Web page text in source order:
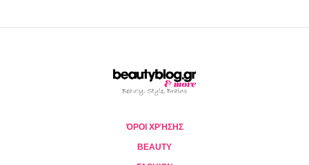
ΌΡΟΙ ΧΡΉΣΗΣ
BEAUTY